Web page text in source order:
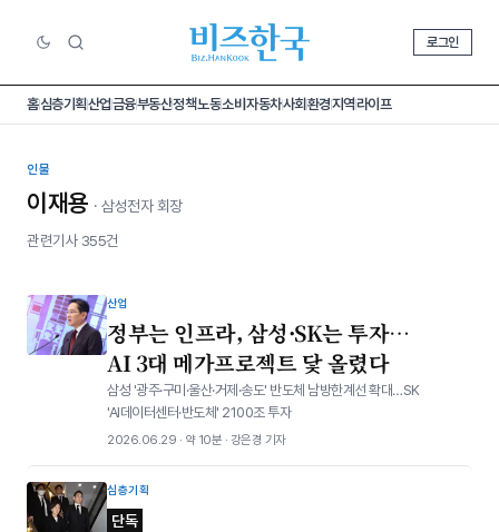
로그인
홈심층기획산업금융부동산정책노동소비 자동차사회환경지역라이프
인물
이재용 · 삼성전자 회장
관련기사 355건
산업
정부는 인프라, 삼성·SK는 투자…
AI 3대 메가프로젝트 닻 올렸다
삼성 '광주·구미·울산·거제·송도' 반도체 남방한계선 확대…SK
'AI데이터센터·반도체' 2100조 투자
2026.06.29 · 약 10분 · 강은경 기자
심층기획
단독